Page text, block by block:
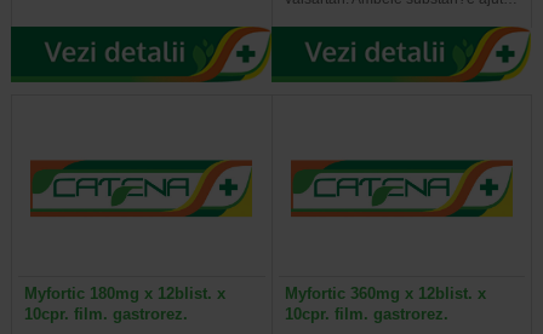
Myfortic 180mg x 12blist. x
10cpr. film. gastrorez.
Myfortic 360mg x 12blist. x
10cpr. film. gastrorez.